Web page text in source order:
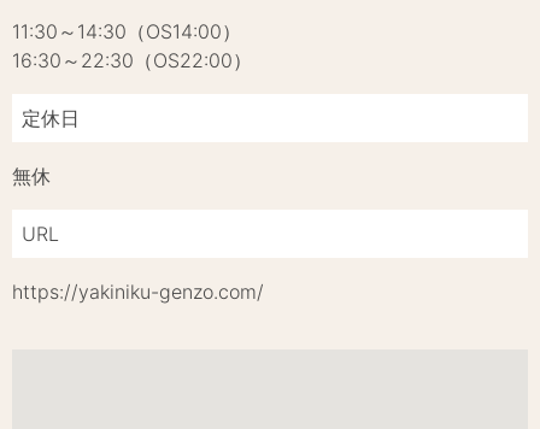
11:30～14:30（OS14:00）
16:30～22:30（OS22:00）
定休日
無休
URL
https://yakiniku-genzo.com/